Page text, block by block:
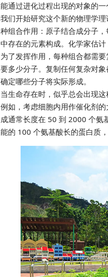
能通过进化过程出现的对象的一
我们开始研究这个新的物理学
种组合作用：原子结合成分子
中存在的元素构成。化学家估
为了发挥作用，每种组合都需
要多少分子。复制任何复杂对
确定哪些分子将实际形成。
当生命存在时，似乎总会出现这
例如，考虑细胞内用作催化剂
成通常长度在 50 到 2000 个氨
能的 100 个氨基酸长的蛋白质